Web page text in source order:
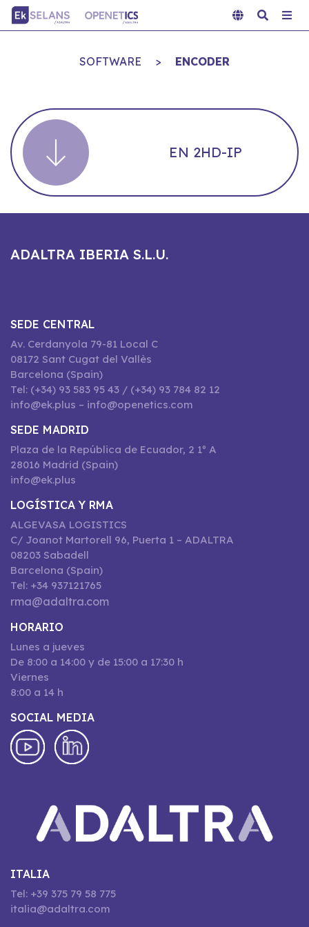
SOFTWARE > ENCODER
EN 2HD-IP
ADALTRA IBERIA S.L.U.
SEDE CENTRAL
Av. Cerdanyola 79-81 Local C
08172 Sant Cugat del Vallès
Barcelona (Spain)
Tel: (+34) 93 583 95 43 / (+34) 93 784 82 12
info@ek.plus – info@openetics.com
SEDE MADRID
Plaza de la República de Ecuador, 2 1º A
28016 Madrid (Spain)
info@ek.plus
LOGÍSTICA Y RMA
ALGEVASA LOGISTICS
C/ Joanot Martorell 96, Puerta 1 – ADALTRA
08203 Sabadell
Barcelona (Spain)
Tel: +34 937121765
rma@adaltra.com
HORARIO
Lunes a jueves
De 8:00 a 14:00 y de 15:00 a 17:30 h
Viernes
8:00 a 14 h
SOCIAL MEDIA
ITALIA
Tel: +39 375 79 58 775
italia@adaltra.com